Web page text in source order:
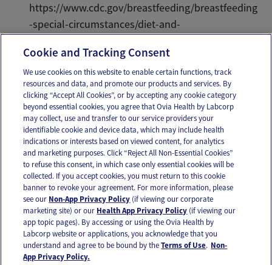
https://www.cdc.gov/breastfeeding/breastfeeding
-special-circumstances/diet-and-
Email Text
OUR APPS
FOLLOW US
Cookie and Tracking Consent
We use cookies on this website to enable certain functions, track
resources and data, and promote our products and services. By
clicking “Accept All Cookies”, or by accepting any cookie category
beyond essential cookies, you agree that Ovia Health by Labcorp
may collect, use and transfer to our service providers your
identifiable cookie and device data, which may include health
indications or interests based on viewed content, for analytics
and marketing purposes. Click “Reject All Non-Essential Cookies”
to refuse this consent, in which case only essential cookies will be
collected. If you accept cookies, you must return to this cookie
banner to revoke your agreement. For more information, please
see our Non-App Privacy Policy (if viewing our corporate
marketing site) or our Health App Privacy Policy (if viewing our
app topic pages). By accessing or using the Ovia Health by
Labcorp website or applications, you acknowledge that you
understand and agree to be bound by theTerms of Use. Non-
App Privacy Policy.